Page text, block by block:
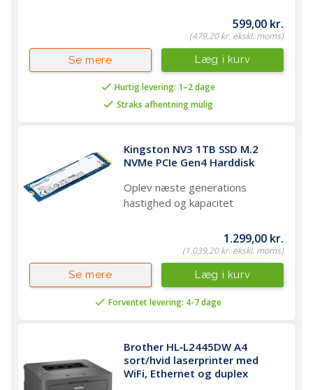
599,00 kr.
(479,20 kr. ekskl. moms)
Hurtig levering: 1–2 dage
Straks afhentning mulig
Læg i kurv
Se mere
Kingston NV3 1TB SSD M.2
NVMe PCIe Gen4 Harddisk
Oplev næste generations
hastighed og kapacitet
1.299,00 kr.
(1.039,20 kr. ekskl. moms)
Forventet levering: 4-7 dage
Læg i kurv
Se mere
Brother HL‑L2445DW A4
sort/hvid laserprinter med
WiFi, Ethernet og duplex